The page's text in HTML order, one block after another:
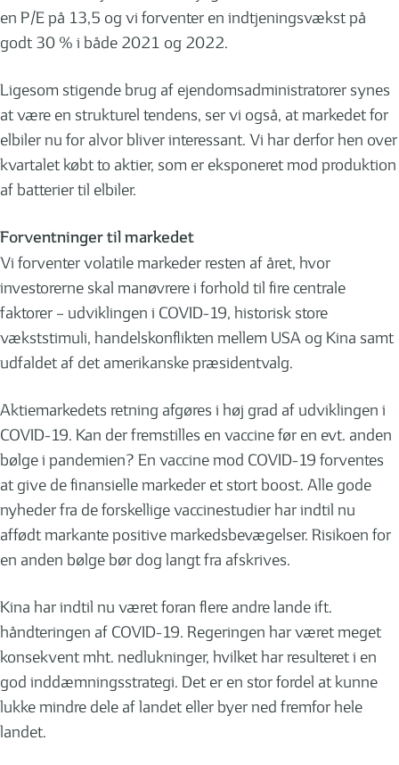
en P/E på 13,5 og vi forventer en indtjeningsvækst på
godt 30 % i både 2021 og 2022.
Ligesom stigende brug af ejendomsadministratorer synes
at være en strukturel tendens, ser vi også, at markedet for
elbiler nu for alvor bliver interessant. Vi har derfor hen over
kvartalet købt to aktier, som er eksponeret mod produktion
af batterier til elbiler.
Forventninger til markedet
Vi forventer volatile markeder resten af året, hvor
investorerne skal manøvrere i forhold til fire centrale
faktorer – udviklingen i COVID-19, historisk store
vækststimuli, handelskonflikten mellem USA og Kina samt
udfaldet af det amerikanske præsidentvalg.
Aktiemarkedets retning afgøres i høj grad af udviklingen i
COVID-19. Kan der fremstilles en vaccine før en evt. anden
bølge i pandemien? En vaccine mod COVID-19 forventes
at give de finansielle markeder et stort boost. Alle gode
nyheder fra de forskellige vaccinestudier har indtil nu
affødt markante positive markedsbevægelser. Risikoen for
en anden bølge bør dog langt fra afskrives.
Kina har indtil nu været foran flere andre lande ift.
håndteringen af COVID-19. Regeringen har været meget
konsekvent mht. nedlukninger, hvilket har resulteret i en
god inddæmningsstrategi. Det er en stor fordel at kunne
lukke mindre dele af landet eller byer ned fremfor hele
landet.